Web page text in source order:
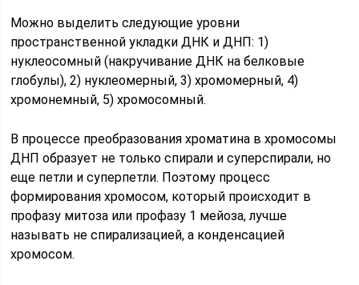
Можно выделить следующие уровни
пространственной укладки ДНК и ДНП: 1)
нуклеосомный (накручивание ДНК на белковые
глобулы), 2) нуклеомерный, 3) хромомерный, 4)
хромонемный, 5) хромосомный.
В процессе преобразования хроматина в хромосомы
ДНП образует не только спирали и суперспирали, но
еще петли и суперпетли. Поэтому процесс
формирования хромосом, который происходит в
профазу митоза или профазу 1 мейоза, лучше
называть не спирализацией, а конденсацией
хромосом.